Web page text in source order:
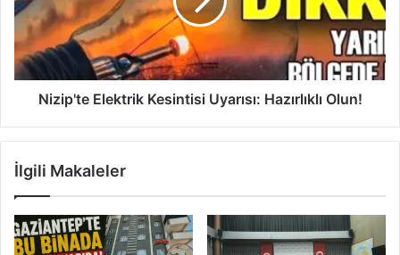
v
r
u
p
ı
l
p
t
e
E
K
e
Nizip'te Elektrik Kesintisi Uyarısı: Hazırlıklı Olun!
İlgili Makaleler